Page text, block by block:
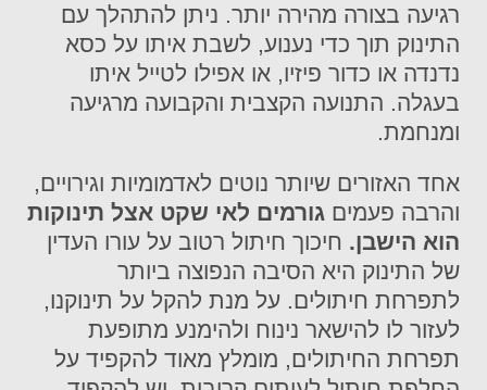
רגיעה בצורה מהירה יותר. ניתן להתהלך עם
התינוק תוך כדי נענוע, לשבת איתו על כסא
נדנדה או כדור פיזיו, או אפילו לטייל איתו
בעגלה. התנועה הקצבית והקבועה מרגיעה
ומנחמת.
אחד האזורים שיותר נוטים לאדמומיות וגירויים,
והרבה פעמים גורמים לאי שקט אצל תינוקות
הוא הישבן. חיכוך חיתול רטוב על עורו העדין
של התינוק היא הסיבה הנפוצה ביותר
לתפרחת חיתולים. על מנת להקל על תינוקנו,
לעזור לו להישאר נינוח ולהימנע מתופעת
תפרחת החיתולים, מומלץ מאוד להקפיד על